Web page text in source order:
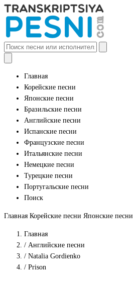
Главная
Корейские песни
Японские песни
Бразильские песни
Английские песни
Испанские песни
Французские песни
Итальянские песни
Немецкие песни
Турецкие песни
Португальские песни
Поиск
Главная Корейские песни Японские песни
Главная
/ Английские песни
/ Natalia Gordienko
/ Prison